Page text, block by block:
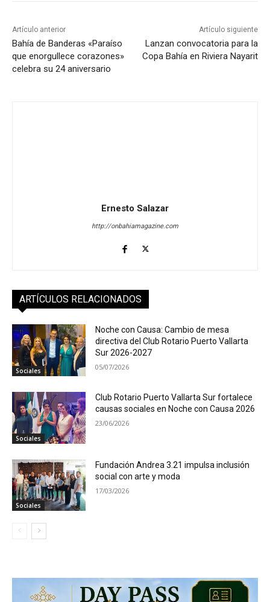
Artículo anterior
Bahía de Banderas «Paraíso
que enorgullece corazones»
celebra su 24 aniversario
Artículo siguiente
Lanzan convocatoria para la
Copa Bahía en Riviera Nayarit
Ernesto Salazar
http://onbahiamagazine.com
ARTÍCULOS RELACIONADOS
Sociales
Noche con Causa: Cambio de mesa
directiva del Club Rotario Puerto Vallarta
Sur 2026-2027
05/07/2026
Sociales
Club Rotario Puerto Vallarta Sur fortalece
causas sociales en Noche con Causa 2026
23/06/2026
Sociales
Fundación Andrea 3.21 impulsa inclusión
social con arte y moda
17/03/2026